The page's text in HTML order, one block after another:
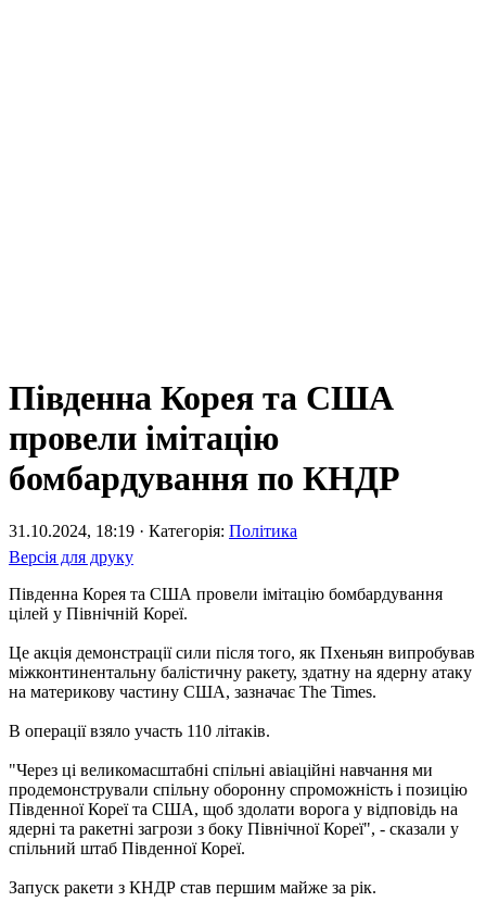
Південна Корея та США
провели імітацію
бомбардування по КНДР
31.10.2024, 18:19 · Категорія: Політика
Версія для друку
Південна Корея та США провели імітацію бомбардування
цілей у Північній Кореї.
Це акція демонстрації сили після того, як Пхеньян випробував
міжконтинентальну балістичну ракету, здатну на ядерну атаку
на материкову частину США, зазначає The Times.
В операції взяло участь 110 літаків.
"Через ці великомасштабні спільні авіаційні навчання ми
продемонстрували спільну оборонну спроможність і позицію
Південної Кореї та США, щоб здолати ворога у відповідь на
ядерні та ракетні загрози з боку Північної Кореї", - сказали у
спільний штаб Південної Кореї.
Запуск ракети з КНДР став першим майже за рік.